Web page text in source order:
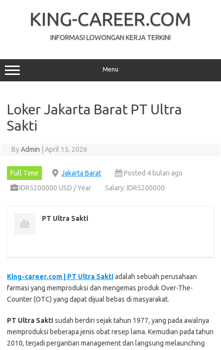
KING-CAREER.COM
INFORMASI LOWONGAN KERJA TERKINI
Menu
Loker Jakarta Barat PT Ultra
Sakti
ByAdmin April 15, 2026
Full Time Jakarta Barat
Posted 4 bulan ago
IDR5200000 USD / Year
Salary: IDR5200000
PT Ultra Sakti
King-career.com | PT Ultra Saktiadalah sebuah perusahaan
farmasi yang memproduksi dan mengemas produk Over-The-
Counter (OTC) yang dapat dijual bebas di masyarakat.
PT Ultra Saktisudah berdiri sejak tahun 1977, yang pada awalnya
memproduksi beberapa jenis obat resep lama. Kemudian pada tahun
2010, terjadi pergantian management dan langsung melaunching